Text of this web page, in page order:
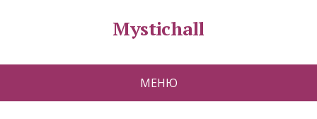
Mystichall
МЕНЮ